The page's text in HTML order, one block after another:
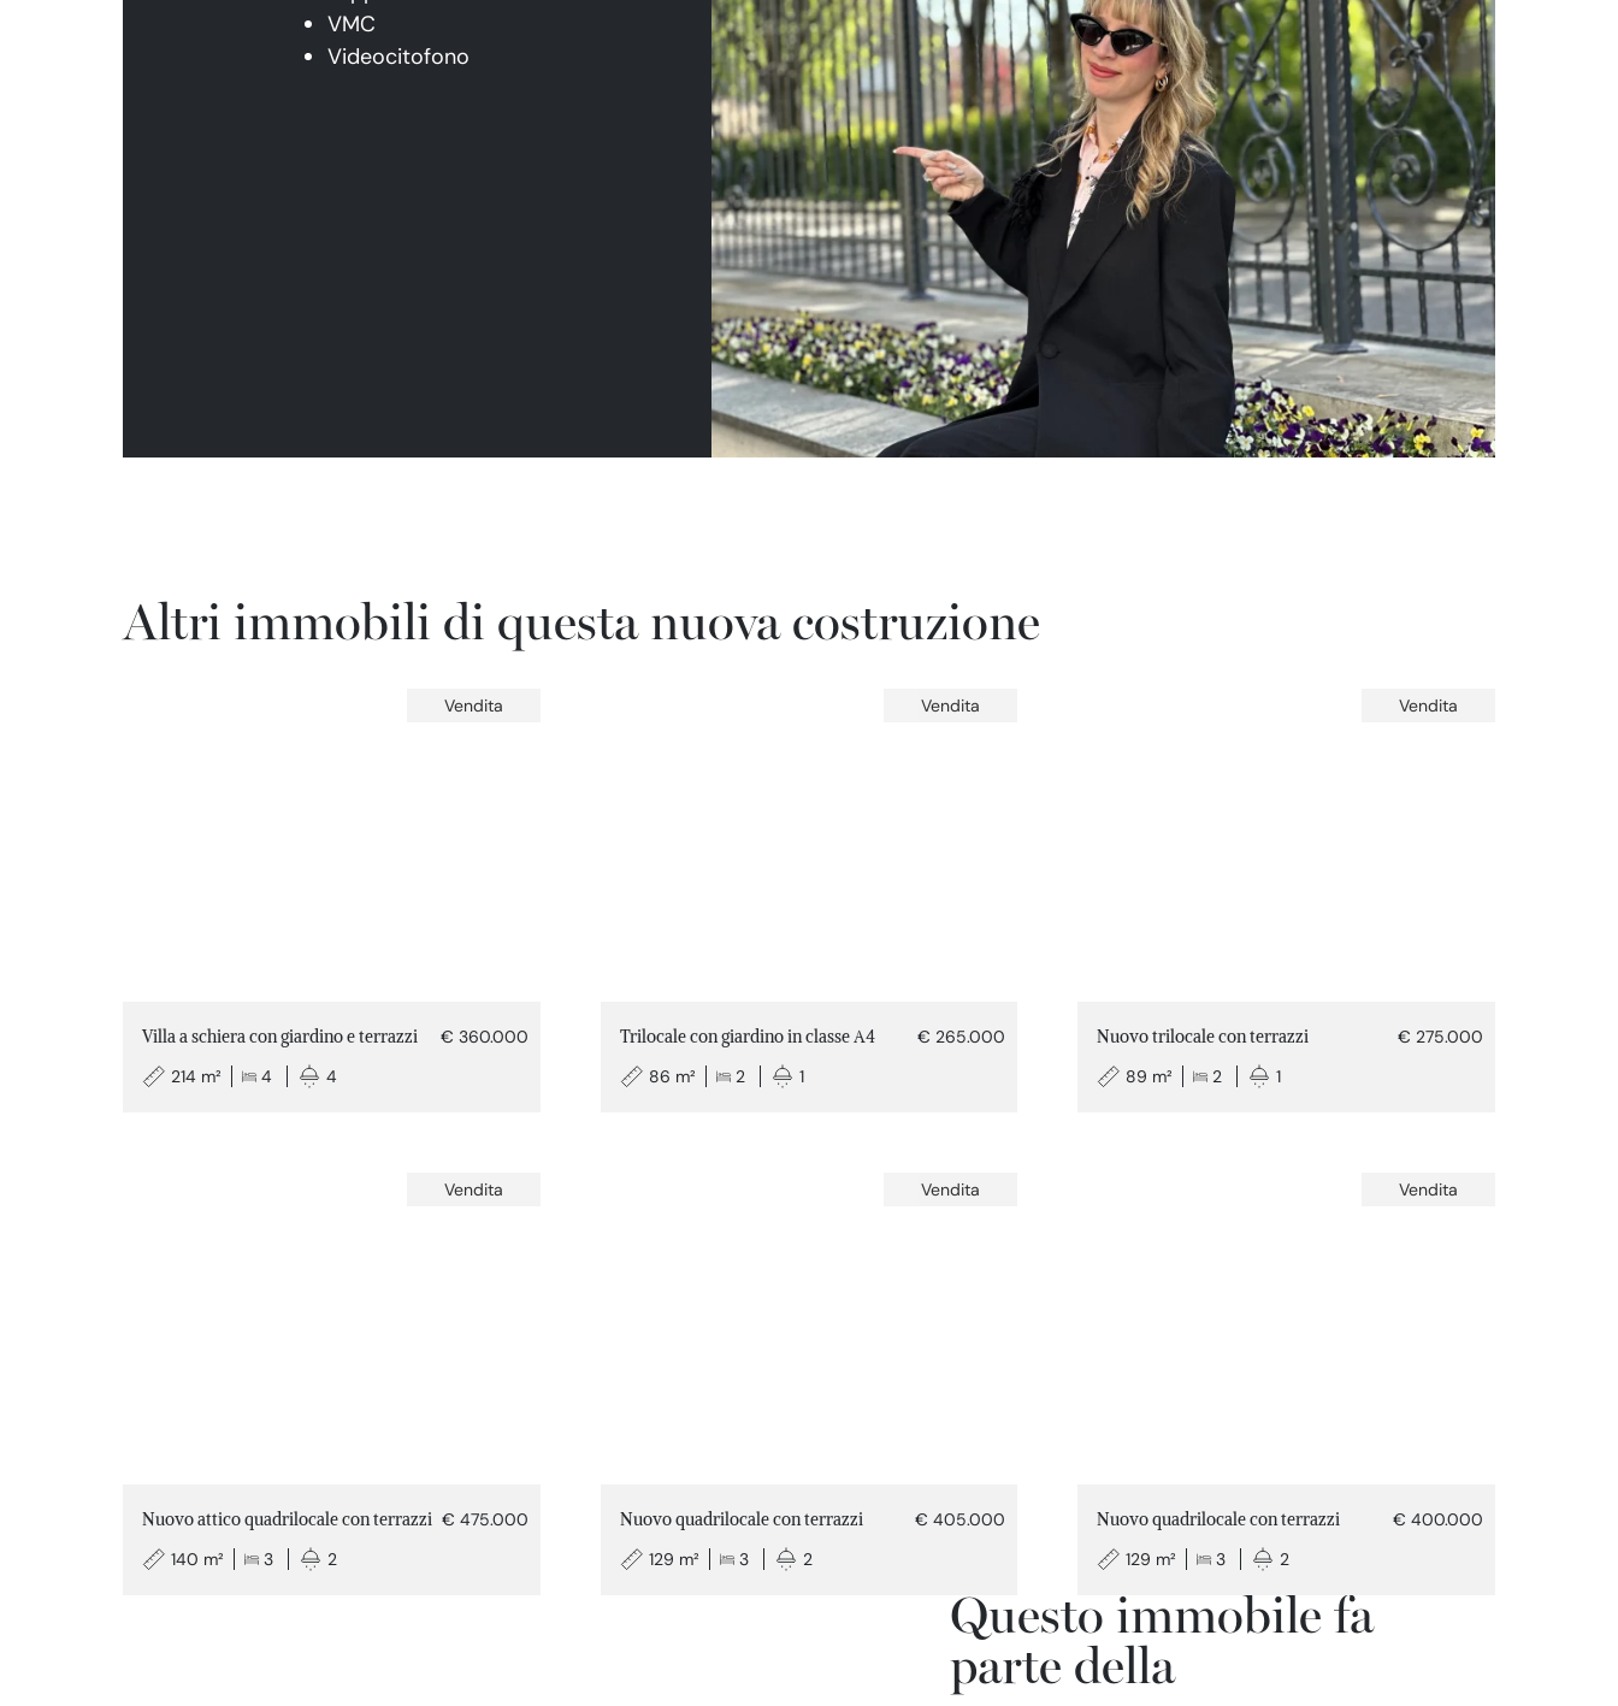
VMC
Videocitofono
Altri immobili di questa nuova costruzione
Vendita
€ 360.000
Villa a schiera con giardino e terrazzi
214 m²
4 4
Vendita
€ 265.000
Trilocale con giardino in classe A4
86 m²
2 1
Vendita
€ 275.000
Nuovo trilocale con terrazzi
89 m²
2 1
Vendita
€ 475.000
Nuovo attico quadrilocale con terrazzi
140 m²
3 2
Vendita
€ 405.000
Nuovo quadrilocale con terrazzi
129 m²
3 2
Vendita
€ 400.000
Nuovo quadrilocale con terrazzi
129 m²
3 2
Questo immobile fa
parte della